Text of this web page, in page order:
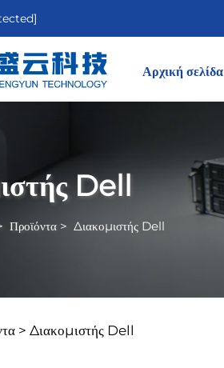
Αρχική σελίδα
Dell
Προϊόντα > Διακομιστής Dell
> Διακομιστής Dell